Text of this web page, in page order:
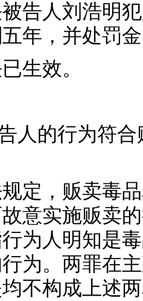
告人刘浩明
年，并处罚
效。
的行为符合
，贩卖毒品
意实施贩卖
为人明知是
为。两罪在
不构成上述